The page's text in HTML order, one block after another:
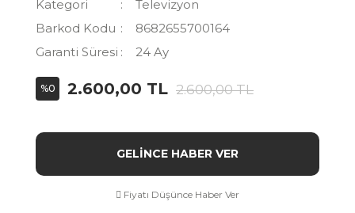
Kategori
Televizyon
Barkod Kodu
8682655700164
Garanti Süresi
24 Ay
%0 2.600,00 TL 2.600,00 TL
GELİNCE HABER VER
Fiyatı Düşünce Haber Ver